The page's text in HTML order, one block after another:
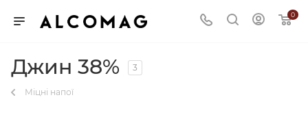
0
Джин 38% 3
Міцні напої